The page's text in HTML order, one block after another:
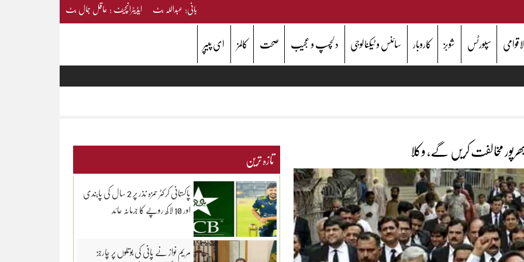
بانی: عبداللہ بٹ ایڈیٹرانچیف : عاقل جمال بٹ
سپورٹس شوبز کاروبار سائنس و ٹیکنالوجی دلچسپ و عجیب صحت کالمز ای پیپر
مخالفت کریں گے، وکلا تازہ ترین
پاکستانی کرکٹر حمزہ نذر پر 2 سال کی پابندی
اور 10 لاکھ روپے کا جرمانہ عائد
مریم نواز نے پانی کی بوتلوں پر چارجز